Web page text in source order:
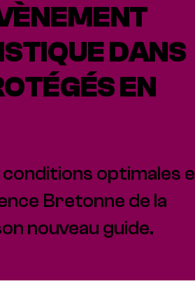
DANS
EN
optimales
Bretonne de la
nouveau guide.